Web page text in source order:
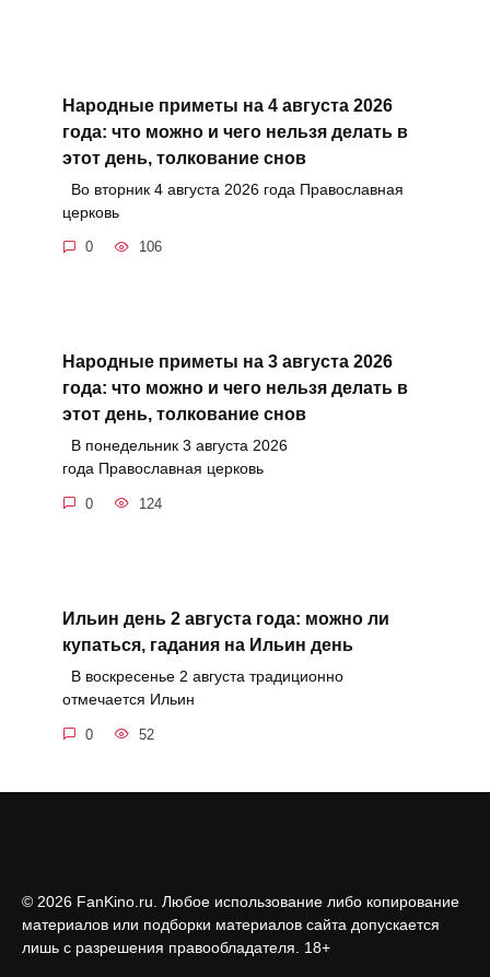
Народные приметы на 4 августа 2026
года: что можно и чего нельзя делать в
этот день, толкование снов
Во вторник 4 августа 2026 года Православная
церковь
0 106
Народные приметы на 3 августа 2026
года: что можно и чего нельзя делать в
этот день, толкование снов
В понедельник 3 августа 2026
года Православная церковь
0 124
Ильин день 2 августа года: можно ли
купаться, гадания на Ильин день
В воскресенье 2 августа традиционно
отмечается Ильин
0 52
© 2026 FanKino.ru. Любое использование либо копирование
материалов или подборки материалов сайта допускается
лишь с разрешения правообладателя. 18+